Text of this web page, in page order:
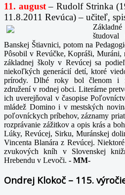
11. august – Rudolf Strinka
11.8.2011 Revúca) – učiteľ,
Banskej Štiavnici, potom na
Pôsobil v Revúčke, Kopráši,
základnej školy v Revúcej sa
niekoľkých generácií detí, ktoré
prírody. Dlhé roky bol členom i
združení v rodnej obci. Literárne
ich uverejňoval v časopise
mládež Domino i v mestských
poľovníckych príbehov, záznamy
rozprávanie zážitkov a opis krás a
Lúky, Revúcej, Sirku, Muránskej
Vincenta Blanára z Revúcej.
zvukových kníh v Slovenskej
Hrebendu v Levoči. - MM-
Ondrej Klokoč – 115.